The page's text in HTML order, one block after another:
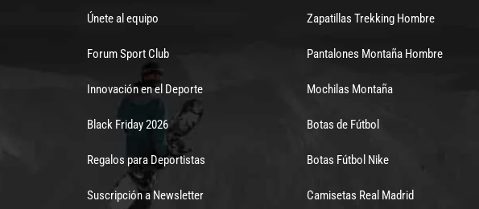
Únete al equipo
Forum Sport Club
Innovación en el Deporte
Black Friday 2026
Regalos para Deportistas
Suscripción a Newsletter
Zapatillas Trekking Hombre
Pantalones Montaña Hombre
Mochilas Montaña
Botas de Fútbol
Botas Fútbol Nike
Camisetas Real Madrid